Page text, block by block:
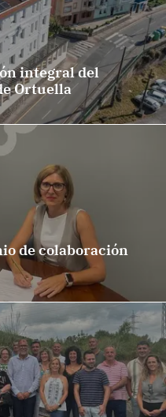
integral del
Ortuella
de colaboración